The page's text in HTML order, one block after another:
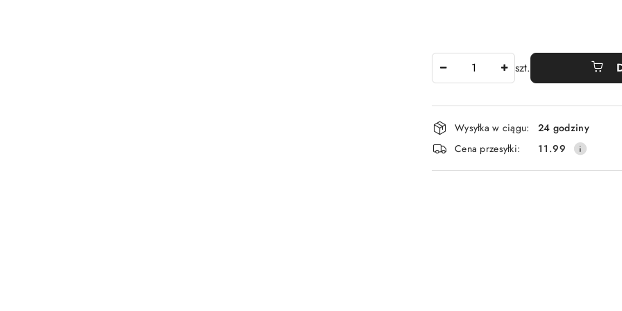
szt.
Dostępność
i
dostawa
Wysyłka w ciągu:
24 godziny
Cena przesyłki:
11.99